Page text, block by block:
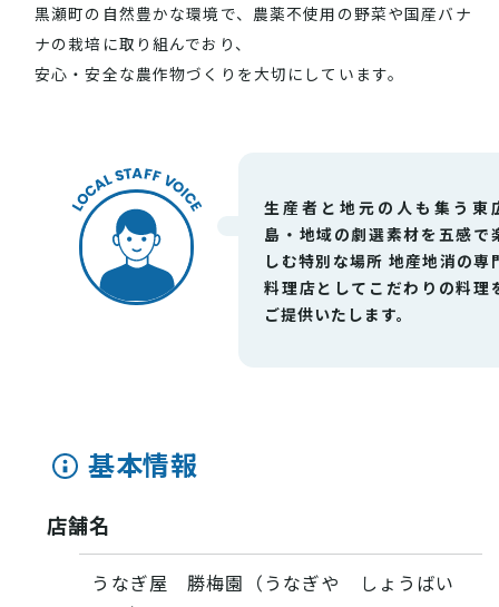
黒瀬町の自然豊かな環境で、農薬不使用の野菜や国産バナ
ナの栽培に取り組んでおり、
安心・安全な農作物づくりを大切にしています。
生産者と地元の人も集う東
島・地域の劇選素材を五感で
しむ特別な場所 地産地消の専
料理店としてこだわりの料理
ご提供いたします。
基本情報
店舗名
うなぎ屋 勝梅園（うなぎや しょうばい
観光に関するお問い合わせ
イベント情報掲載申込フォーム
(English site)
サイトポリシー
アクセシビリティ